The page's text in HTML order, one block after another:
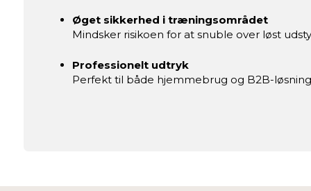
Øget sikkerhed i træningsområdet
Mindsker risikoen for at snuble over løst
Professionelt udtryk
Perfekt til både hjemmebrug og B2B-